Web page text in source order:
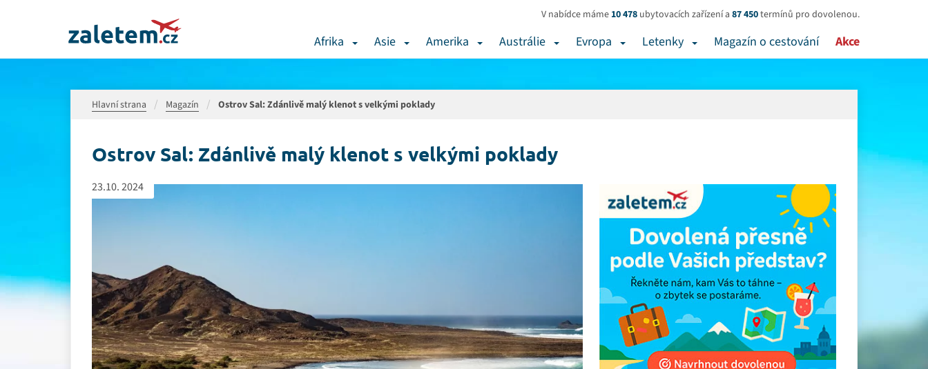
V nabídce máme 10 478 ubytovacích zařízení a 87 450termínů pro dovolenou.
Afrika Asie Amerika Austrálie Evropa Letenky Magazín o cestování Akce
Hlavní strana Magazín Ostrov Sal: Zdánlivě malý klenot s velkými poklady
Ostrov Sal: Zdánlivě malý klenot s velkými poklady
23.10. 2024